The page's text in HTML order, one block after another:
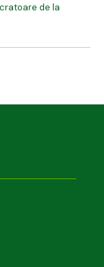
de la